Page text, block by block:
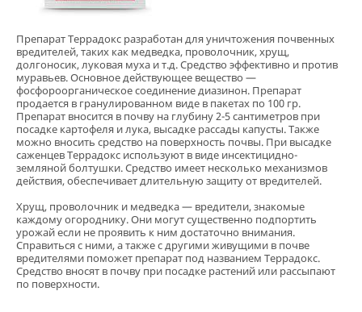
Препарат Террадокс разработан для уничтожения почвенных
вредителей, таких как медведка, проволочник, хрущ,
долгоносик, луковая муха и т.д. Средство эффективно и против
муравьев. Основное действующее вещество —
фосфороорганическое соединение диазинон. Препарат
продается в гранулированном виде в пакетах по 100 гр.
Препарат вносится в почву на глубину 2-5 сантиметров при
посадке картофеля и лука, высадке рассады капусты. Также
можно вносить средство на поверхность почвы. При высадке
саженцев Террадокс используют в виде инсектицидно-
земляной болтушки. Средство имеет несколько механизмов
действия, обеспечивает длительную защиту от вредителей.
Хрущ, проволочник и медведка — вредители, знакомые
каждому огороднику. Они могут существенно подпортить
урожай если не проявить к ним достаточно внимания.
Справиться с ними, а также с другими живущими в почве
вредителями поможет препарат под названием Террадокс.
Средство вносят в почву при посадке растений или рассыпают
по поверхности.